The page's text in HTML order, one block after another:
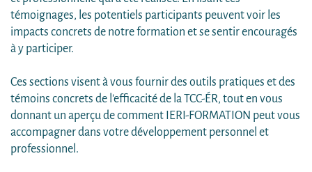
témoignages, les potentiels participants peuvent voir les
impacts concrets de notre formation et se sentir encouragés
à y participer.
Ces sections visent à vous fournir des outils pratiques et des
témoins concrets de l'efficacité de la TCC-ÉR, tout en vous
donnant un aperçu de comment IERI-FORMATION peut vous
accompagner dans votre développement personnel et
professionnel.